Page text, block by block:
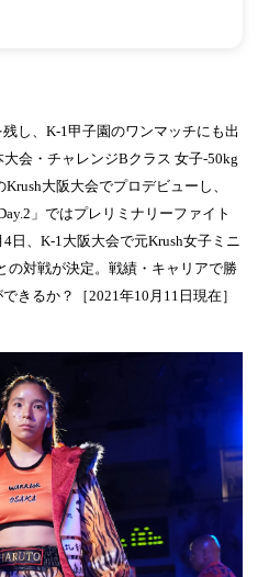
し、K-1甲子園のワンマッチにも出
会・チャレンジBクラス 女子-50kg
大阪大会でプロデビューし、
」ではプレリミナリーファイト
日、K-1大阪大会で元Krush女子ミニ
の対戦が決定。戦績・キャリアで勝
きるか？［2021年10月11日現在］